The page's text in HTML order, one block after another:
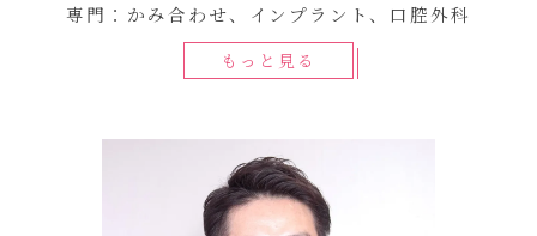
専門：かみ合わせ、インプラント、口腔外科
もっと見る